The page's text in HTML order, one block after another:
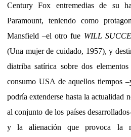
Century Fox entremedias de su
Paramount, teniendo como
Mansfield –el otro fue WILL
(Una mujer de cuidado, 1957), y
diatriba satírica sobre dos
consumo USA de aquellos tiempos
podría extenderse hasta la actualidad
al conjunto de los países
y la alienación que provoca la